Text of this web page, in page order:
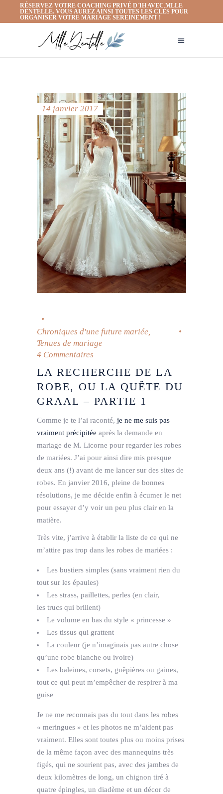
RÉSERVEZ VOTRE COACHING PRIVÉ D'1H AVEC MLLE
DENTELLE. VOUS AUREZ AINSI TOUTES LES CLÉS POUR
ORGANISER VOTRE MARIAGE SEREINEMENT !
14 janvier 2017
Chroniques d'une future mariée,
Tenues de mariage
4 Commentaires
LA RECHERCHE DE LA
ROBE, OU LA QUÊTE DU
GRAAL – PARTIE 1
Comme je te l’ai raconté, je ne me suis pas
vraiment précipitée après la demande en
mariage de M. Licorne pour regarder les robes
de mariées. J’ai pour ainsi dire mis presque
deux ans (!) avant de me lancer sur des sites de
robes. En janvier 2016, pleine de bonnes
résolutions, je me décide enfin à écumer le net
pour essayer d’y voir un peu plus clair en la
matière.
Très vite, j’arrive à établir la liste de ce qui ne
m’attire pas trop dans les robes de mariées :
Les bustiers simples (sans vraiment rien du
tout sur les épaules)
Les strass, paillettes, perles (en clair,
les trucs qui brillent)
Le volume en bas du style « princesse »
Les tissus qui grattent
La couleur (je n’imaginais pas autre chose
qu’une robe blanche ou ivoire)
Les baleines, corsets, guêpières ou gaines,
tout ce qui peut m’empêcher de respirer à ma
guise
Je ne me reconnais pas du tout dans les robes
« meringues » et les photos ne m’aident pas
vraiment. Elles sont toutes plus ou moins prises
de la même façon avec des mannequins très
figés, qui ne sourient pas, avec des jambes de
deux kilomètres de long, un chignon tiré à
quatre épingles, un diadème et un décor de